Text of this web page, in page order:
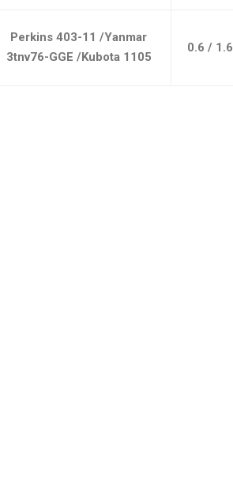
Perkins 403-11 /Yanmar
3tnv76-GGE /Kubota 1105
0.6 / 1.6